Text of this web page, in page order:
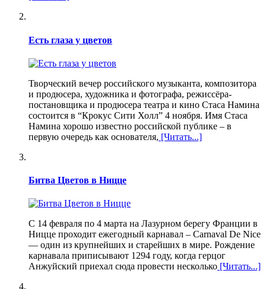
Есть глаза у цветов
Творческий вечер российского музыканта, композитора
и продюсера, художника и фотографа, режиссёра-
постановщика и продюсера театра и кино Стаса Намина
состоится в “Крокус Сити Холл” 4 ноября. Имя Стаса
Намина хорошо известно российской публике – в
первую очередь как основателя, [Читать...]
Битва Цветов в Ницце
С 14 февраля по 4 марта на Лазурном берегу Франции в
Ницце проходит ежегодный карнавал – Carnaval De Nice
— один из крупнейших и старейших в мире. Рождение
карнавала приписывают 1294 году, когда герцог
Анжуйский приехал сюда провести несколько [Читать...]